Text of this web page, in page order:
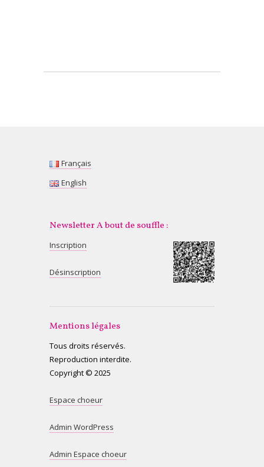
Français
English
Newsletter A bout de souffle :
Inscription
Désinscription
Mentions légales
Tous droits réservés.
Reproduction interdite.
Copyright © 2025
Espace choeur
Admin WordPress
Admin Espace choeur